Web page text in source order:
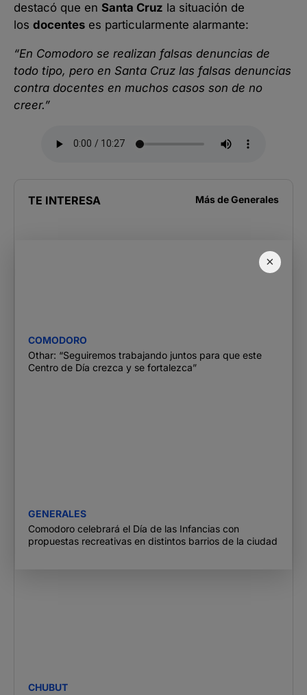
×
destacó que en Santa Cruz la situación de
los docentes es particularmente alarmante:
“En Comodoro se realizan falsas denuncias de
todo tipo, pero en Santa Cruz las falsas denuncias
contra docentes en muchos casos son de no
creer.”
TE INTERESA Más deGenerales
COMODORO
Othar: “Seguiremos trabajando juntos para que este
Centro de Día crezca y se fortalezca”
GENERALES
Comodoro celebrará el Día de las Infancias con
propuestas recreativas en distintos barrios de la ciudad
CHUBUT